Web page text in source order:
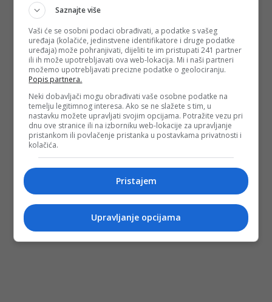
Saznajte više
Vaši će se osobni podaci obrađivati, a podatke s vašeg
uređaja (kolačiće, jedinstvene identifikatore i druge podatke
uređaja) može pohranjivati, dijeliti te im pristupati 241 partner
ili ih može upotrebljavati ova web-lokacija. Mi i naši partneri
možemo upotrebljavati precizne podatke o geolociranju.
Popis partnera.
Neki dobavljači mogu obrađivati vaše osobne podatke na
temelju legitimnog interesa. Ako se ne slažete s tim, u
nastavku možete upravljati svojim opcijama. Potražite vezu pri
dnu ove stranice ili na izborniku web-lokacije za upravljanje
pristankom ili povlačenje pristanka u postavkama privatnosti i
kolačića.
Pristajem
Upravljanje opcijama